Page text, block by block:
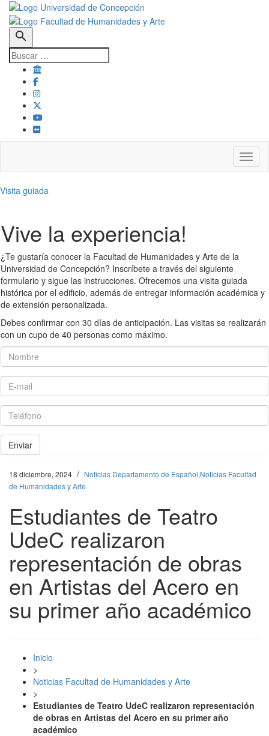
search
Visita guiada
Vive la experiencia!
¿Te gustaría conocer la Facultad de Humanidades y Arte de la
Universidad de Concepción? Inscríbete a través del siguiente
formulario y sigue las instrucciones. Ofrecemos una visita guiada
histórica por el edificio, además de entregar información académica y
de extensión personalizada.
Debes confirmar con 30 días de anticipación. Las visitas se realizarán
con un cupo de 40 personas como máximo.
Nombre
E-mail
Teléfono
Enviar
18 diciembre, 2024 / Noticias Departamento de Español,Noticias Facultad
de Humanidades y Arte
Estudiantes de Teatro
UdeC realizaron
representación de obras
en Artistas del Acero en
su primer año académico
Inicio
>
Noticias Facultad de Humanidades y Arte
>
Estudiantes de Teatro UdeC realizaron representación
de obras en Artistas del Acero en su primer año
académico